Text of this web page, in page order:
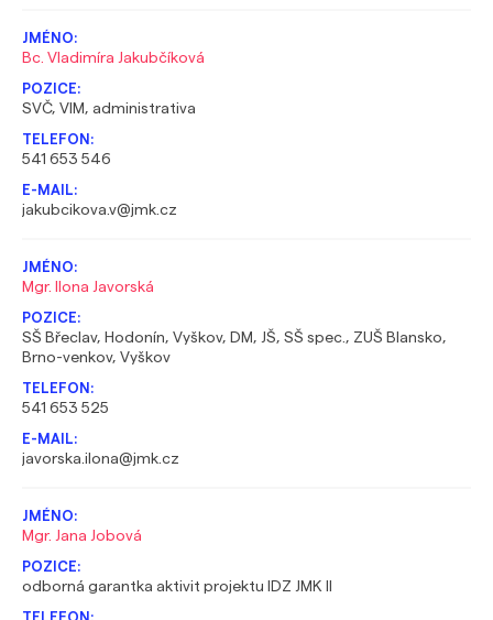
Bc. Vladimíra Jakubčíková
SVČ, VIM, administrativa
541 653 546
jakubcikova.v@jmk.cz
Mgr. Ilona Javorská
SŠ Břeclav, Hodonín, Vyškov, DM, JŠ, SŠ spec., ZUŠ Blansko,
Brno-venkov, Vyškov
541 653 525
javorska.ilona@jmk.cz
Mgr. Jana Jobová
odborná garantka aktivit projektu IDZ JMK II